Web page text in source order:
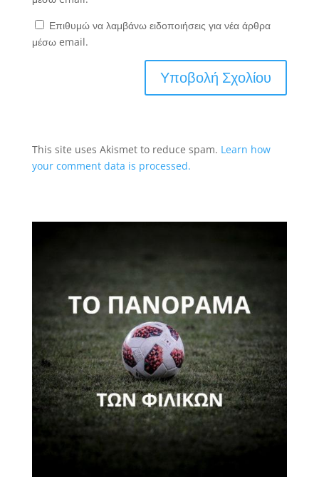
Επιθυμώ να λαμβάνω ειδοποιήσεις για νέα άρθρα
μέσω email.
This site uses Akismet to reduce spam. Learn how
your comment data is processed.